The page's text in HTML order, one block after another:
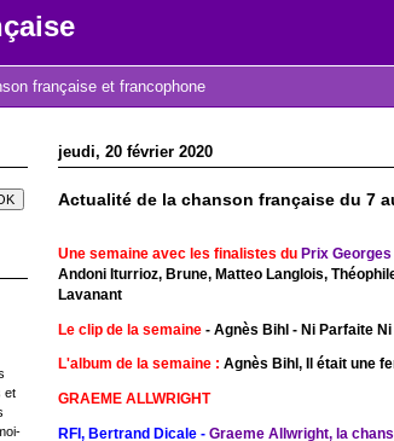
française et francophone
et
jeudi, 20 février 2020
Actualité de la chanson française du 7
Une semaine avec les finalistes du Prix
Andoni Iturrioz, Brune, Matteo Langlois,
Lavanant
Le clip de la semaine- Agnès Bihl - Ni Parfaite Ni
L'album de la semaine : Agnès Bihl, Il était une
GRAEME ALLWRIGHT
RFI, Bertrand Dicale - Graeme Allwright, la